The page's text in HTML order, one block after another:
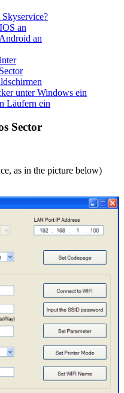
an
an
unter Windows ein
Läufern ein
Sector
as in the picture below)